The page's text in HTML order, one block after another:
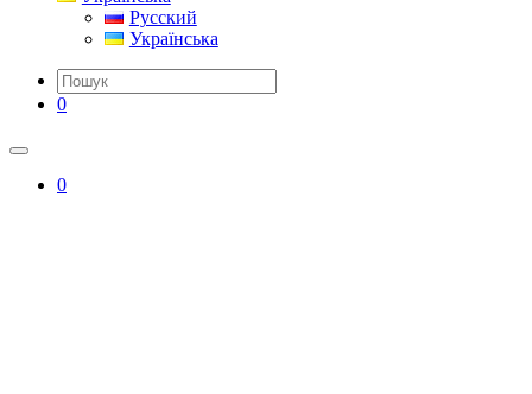
Русский
Українська
0
0